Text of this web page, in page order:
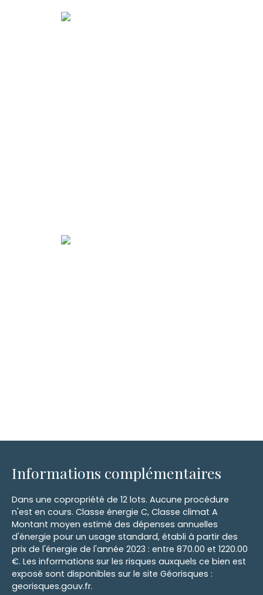
Informations complémentaires
Dans une copropriété de 12 lots. Aucune procédure
n'est en cours. Classe énergie C, Classe climat A
Montant moyen estimé des dépenses annuelles
d'énergie pour un usage standard, établi à partir des
prix de l'énergie de l'année 2023 : entre 870.00 et 1220.00
€. Les informations sur les risques auxquels ce bien est
exposé sont disponibles sur le site Géorisques :
georisques.gouv.fr.